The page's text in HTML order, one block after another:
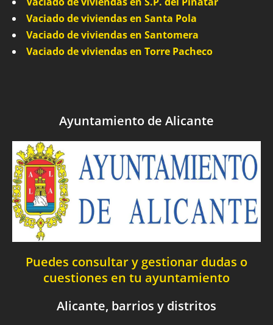
Vaciado de viviendas en Santa Pola
Vaciado de viviendas en Santomera
Vaciado de viviendas en Torre Pacheco
Ayuntamiento de Alicante
Puedes consultar y gestionar dudas o
cuestiones en tu ayuntamiento
Alicante, barrios y distritos